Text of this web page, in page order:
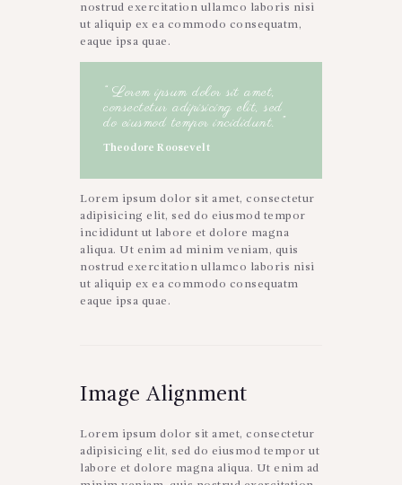
nostrud exercitation ullamco laboris nisi
ut aliquip ex ea commodo consequatm,
eaque ipsa quae.
“ Lorem ipsum dolor sit amet,
consectetur adipisicing elit, sed
do eiusmod tempor incididunt. ”
Theodore Roosevelt
Lorem ipsum dolor sit amet, consectetur
adipisicing elit, sed do eiusmod tempor
incididunt ut labore et dolore magna
aliqua. Ut enim ad minim veniam, quis
nostrud exercitation ullamco laboris nisi
ut aliquip ex ea commodo consequatm
eaque ipsa quae.
Image Alignment
Lorem ipsum dolor sit amet, consectetur
adipisicing elit, sed do eiusmod tempor ut
labore et dolore magna aliqua. Ut enim ad